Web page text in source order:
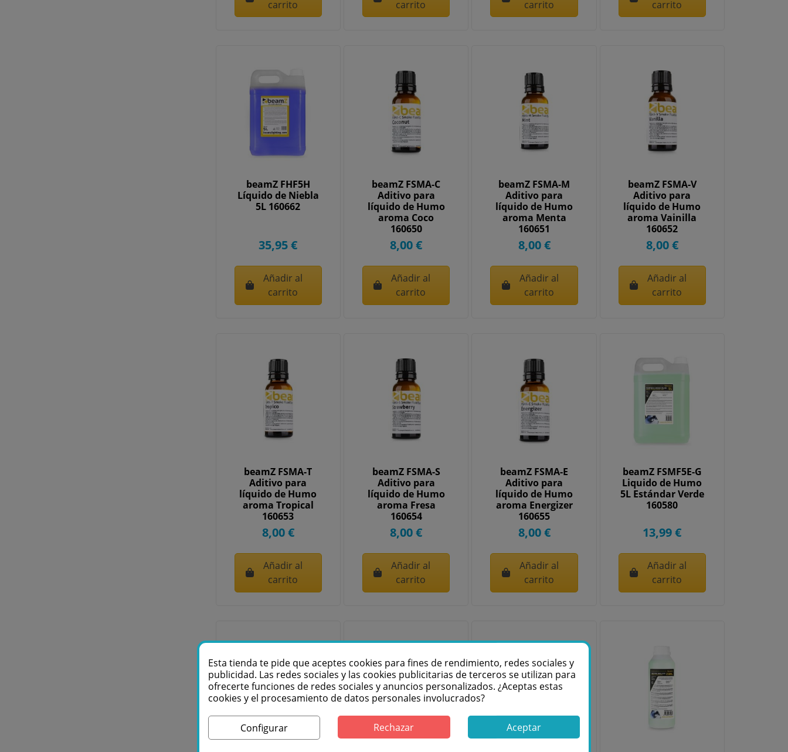
carrito
carrito
carrito
carrito
beamZ FHF5H
Líquido de Niebla
5L 160662
35,95 €
Añadir al
carrito
beamZ FSMA-C
Aditivo para
líquido de Humo
aroma Coco
160650
8,00 €
Añadir al
carrito
beamZ FSMA-M
Aditivo para
líquido de Humo
aroma Menta
160651
8,00 €
Añadir al
carrito
beamZ FSMA-V
Aditivo para
líquido de Humo
aroma Vainilla
160652
8,00 €
Añadir al
carrito
beamZ FSMA-T
Aditivo para
líquido de Humo
aroma Tropical
160653
8,00 €
Añadir al
carrito
beamZ FSMA-S
Aditivo para
líquido de Humo
aroma Fresa
160654
8,00 €
Añadir al
carrito
beamZ FSMA-E
Aditivo para
líquido de Humo
aroma Energizer
160655
8,00 €
Añadir al
carrito
beamZ FSMF5E-G
Liquido de Humo
5L Estándar Verde
160580
13,99 €
Añadir al
carrito
Esta tienda te pide que aceptes cookies para fines de rendimiento, redes sociales y
publicidad. Las redes sociales y las cookies publicitarias de terceros se utilizan para
ofrecerte funciones de redes sociales y anuncios personalizados. ¿Aceptas estas
cookies y el procesamiento de datos personales involucrados?
Configurar Rechazar Aceptar